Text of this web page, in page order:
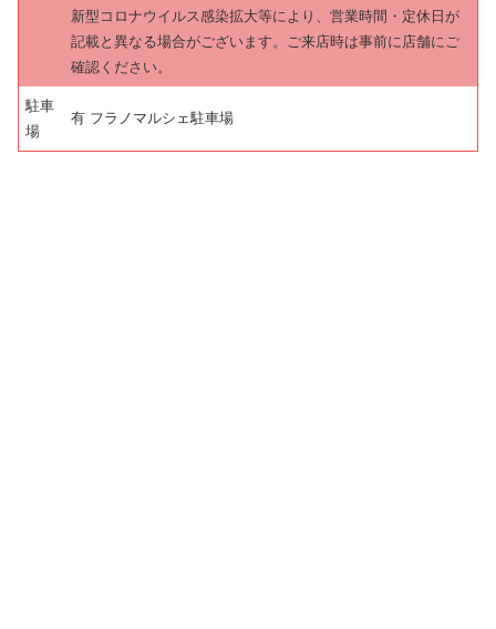
新型コロナウイルス感染拡大等により、営業時間・定休日が
記載と異なる場合がございます。ご来店時は事前に店舗にご
確認ください。
駐車
場
有 フラノマルシェ駐車場